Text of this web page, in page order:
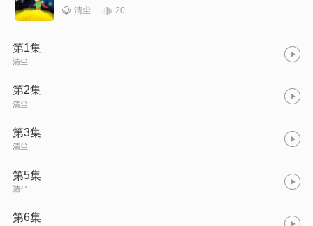
清尘 20
第1集
清尘
第2集
清尘
第3集
清尘
第5集
清尘
第6集